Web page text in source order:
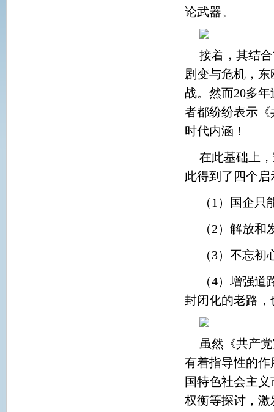
论武器。
接着，其结
剧变与危机，
战。然而20多
者都纷纷表示
时代内涵！
在此基础上
此得到了四个启
（1）国企
（2）解放
（3）不忘
（4）增强
封闭化的老路
虽然《共产
有着指导性的
国特色社会主
权衡等探讨，